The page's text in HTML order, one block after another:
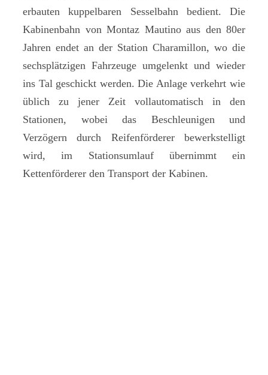
erbauten kuppelbaren Sesselbahn bedient. Die
Kabinenbahn von Montaz Mautino aus den 80er
Jahren endet an der Station Charamillon, wo die
sechsplätzigen Fahrzeuge umgelenkt und wieder
ins Tal geschickt werden. Die Anlage verkehrt wie
üblich zu jener Zeit vollautomatisch in den
Stationen, wobei das Beschleunigen und
Verzögern durch Reifenförderer bewerkstelligt
wird, im Stationsumlauf übernimmt ein
Kettenförderer den Transport der Kabinen.